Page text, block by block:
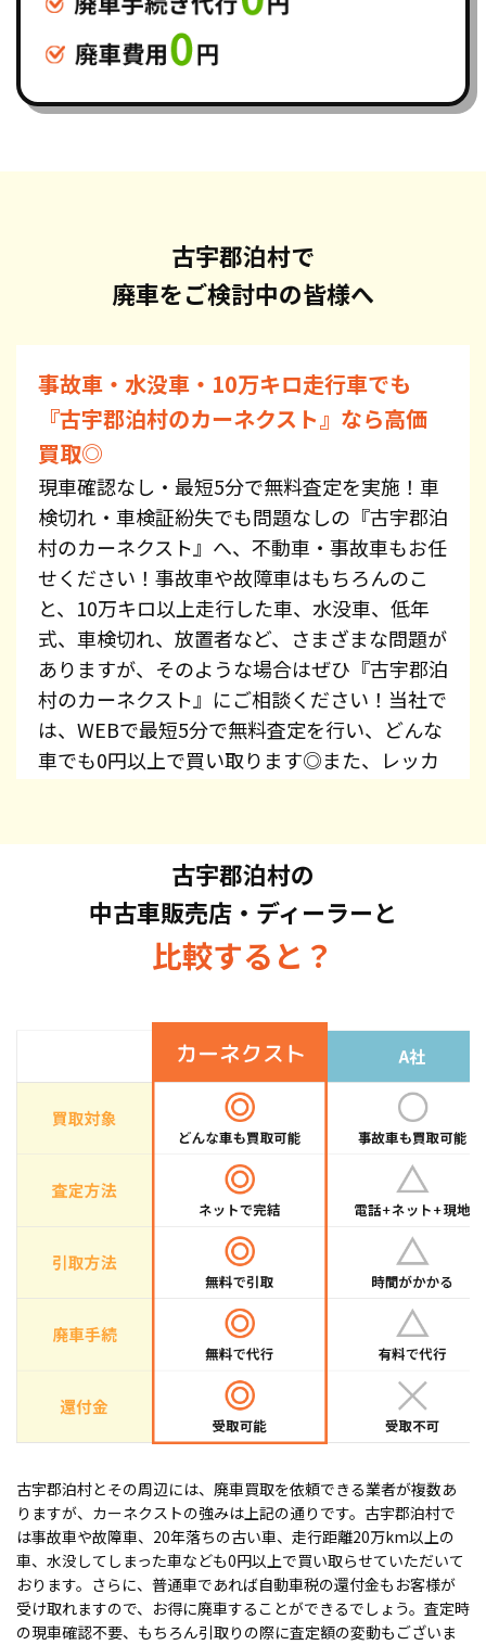
古宇郡泊村で
廃車をご検討中の皆様へ
事故車・水没車・10万キロ走行車でも
『古宇郡泊村のカーネクスト』なら高価
買取◎
現車確認なし・最短5分で無料査定を実施！車
検切れ・車検証紛失でも問題なしの『古宇郡泊
村のカーネクスト』へ、不動車・事故車もお任
せください！事故車や故障車はもちろんのこ
と、10万キロ以上走行した車、水没車、低年
式、車検切れ、放置者など、さまざまな問題が
ありますが、そのような場合はぜひ『古宇郡泊
村のカーネクスト』にご相談ください！当社で
は、WEBで最短5分で無料査定を行い、どんな
車でも0円以上で買い取ります◎また、レッカ
デッセイ・スカイライン・CX-5・ジムニーな
ど、車種を問わずお持ち込みください。また、
高価買取している車種もございますので、お気
軽にお問い合わせください！
古宇郡泊村の
中古車販売店・ディーラーと
比較すると？
古宇郡泊村とその周辺には、廃車買取を依頼できる業者が複数あ
りますが、カーネクストの強みは上記の通りです。古宇郡泊村で
は事故車や故障車、20年落ちの古い車、走行距離20万km以上の
車、水没してしまった車なども0円以上で買い取らせていただいて
おります。さらに、普通車であれば自動車税の還付金もお客様が
受け取れますので、お得に廃車することができるでしょう。査定時
の現車確認不要、もちろん引取りの際に査定額の変動もございま